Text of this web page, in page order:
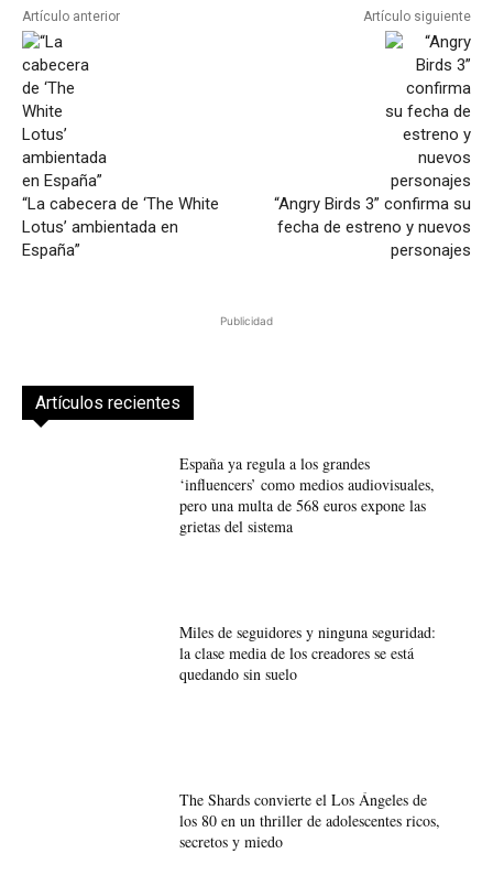
Artículo anterior
“La cabecera de ‘The White
Lotus’ ambientada en
España”
Artículo siguiente
“Angry Birds 3” confirma su
fecha de estreno y nuevos
personajes
Publicidad
Artículos recientes
España ya regula a los grandes
‘influencers’ como medios audiovisuales,
pero una multa de 568 euros expone las
grietas del sistema
Miles de seguidores y ninguna seguridad:
la clase media de los creadores se está
quedando sin suelo
The Shards convierte el Los Ángeles de
los 80 en un thriller de adolescentes ricos,
secretos y miedo